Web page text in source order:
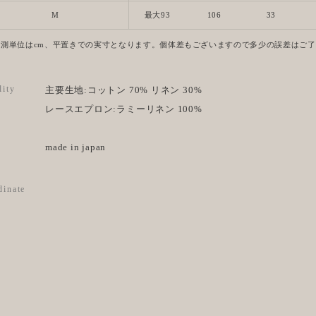
M 最大93 106 33
単位はcm、平置きでの実寸となります。個体差もございますので多少の誤差はご了
主要生地:コットン 70% リネン 30%
レースエプロン:ラミーリネン 100%
made in japan